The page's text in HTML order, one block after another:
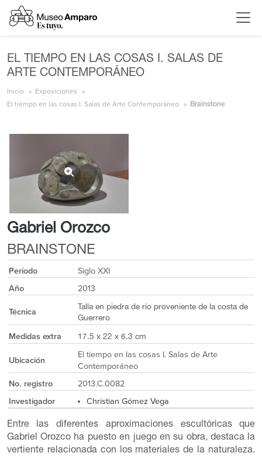
EL TIEMPO EN LAS COSAS I. SALAS DE
ARTE CONTEMPORÁNEO
Inicio
Exposiciones
El tiempo en las cosas I. Salas de Arte Contemporáneo
Brainstone
Gabriel Orozco
BRAINSTONE
Período
Siglo XXI
Año
2013
Técnica
Talla en piedra de río proveniente de la costa de
Guerrero
Medidas extra 17.5 x 22 x 6.3 cm
Ubicación
El tiempo en las cosas I. Salas de Arte
Contemporáneo
No. registro
2013.C.0082
Investigador
Christian Gómez Vega
Entre las diferentes aproximaciones escultóricas que
Gabriel Orozco ha puesto en juego en su obra, destaca la
vertiente relacionada con los materiales de la naturaleza.